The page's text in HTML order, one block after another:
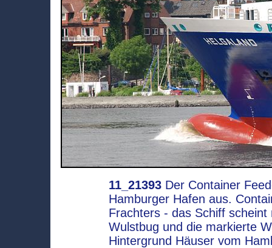
11_21393 Der Container
Hamburger Hafen aus.
Frachters - das Schiff
Wulstbug und die markierte
Hintergrund Häuser vom